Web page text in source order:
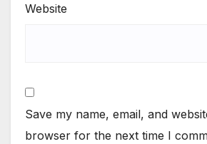
Website
Save my name, email, and
browser for the next time I